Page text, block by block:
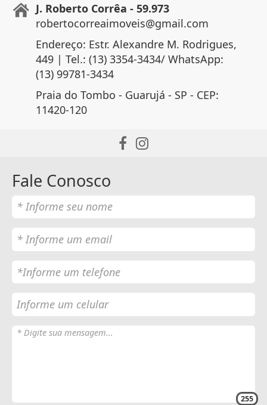
J. Roberto Corrêa - 59.973
robertocorreaimoveis@gmail.com
Endereço: Estr. Alexandre M. Rodrigues,
449 | Tel.: (13) 3354-3434/ WhatsApp:
(13) 99781-3434
Praia do Tombo - Guarujá - SP - CEP:
11420-120
Fale Conosco
255